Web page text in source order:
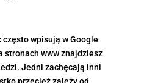
wpisują w Google
stronach www znajdziesz
Jedni zachęcają inni